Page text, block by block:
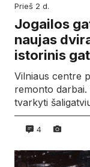
prieš 2 d.
Jogailos
naujas
istorinis
Vilniaus centre
remonto darbai.
tvarkyti
4